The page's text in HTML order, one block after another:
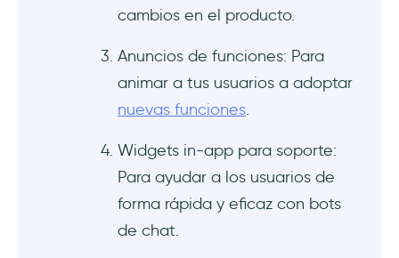
cambios en el producto.
Anuncios de funciones: Para
animar a tus usuarios a adoptar
nuevas funciones.
Widgets in-app para soporte:
Para ayudar a los usuarios de
forma rápida y eficaz con bots
de chat.